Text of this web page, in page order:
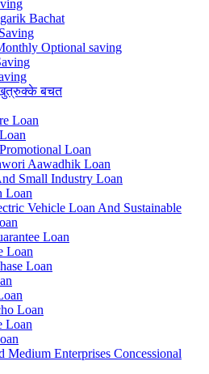
Bachat
Optional saving
बचत
Loan
Loan
Aawadhik Loan
Small Industry Loan
Loan
Vehicle Loan And Sustainable
Loan
Loan
Loan
Loan
Loan
Medium Enterprises Concessional